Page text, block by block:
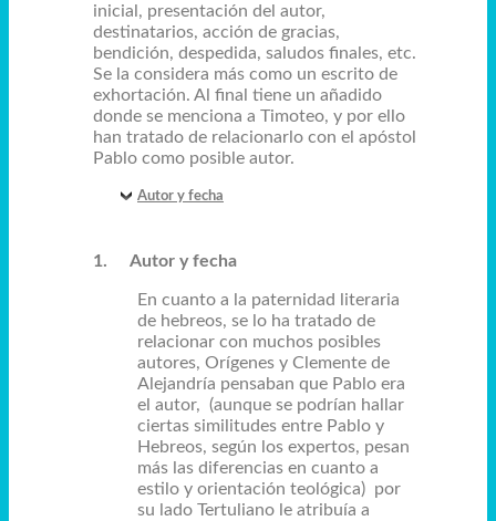
inicial, presentación del autor,
destinatarios, acción de gracias,
bendición, despedida, saludos finales, etc.
Se la considera más como un escrito de
exhortación. Al final tiene un añadido
donde se menciona a Timoteo, y por ello
han tratado de relacionarlo con el apóstol
Pablo como posible autor.
Autor y fecha
1. Autor y fecha
En cuanto a la paternidad literaria
de hebreos, se lo ha tratado de
relacionar con muchos posibles
autores, Orígenes y Clemente de
Alejandría pensaban que Pablo era
el autor, (aunque se podrían hallar
ciertas similitudes entre Pablo y
Hebreos, según los expertos, pesan
más las diferencias en cuanto a
estilo y orientación teológica) por
su lado Tertuliano le atribuía a